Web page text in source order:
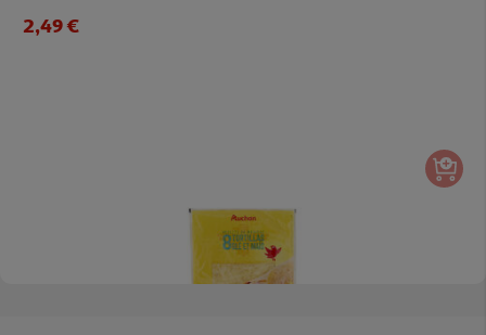
2,49 €